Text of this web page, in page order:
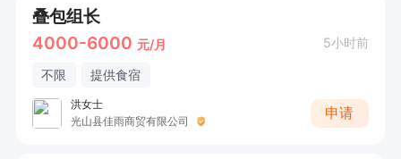
叠包组长
4000-6000 元/月 5小时前
不限 提供食宿
洪女士
光山县佳雨商贸有限公司
申请